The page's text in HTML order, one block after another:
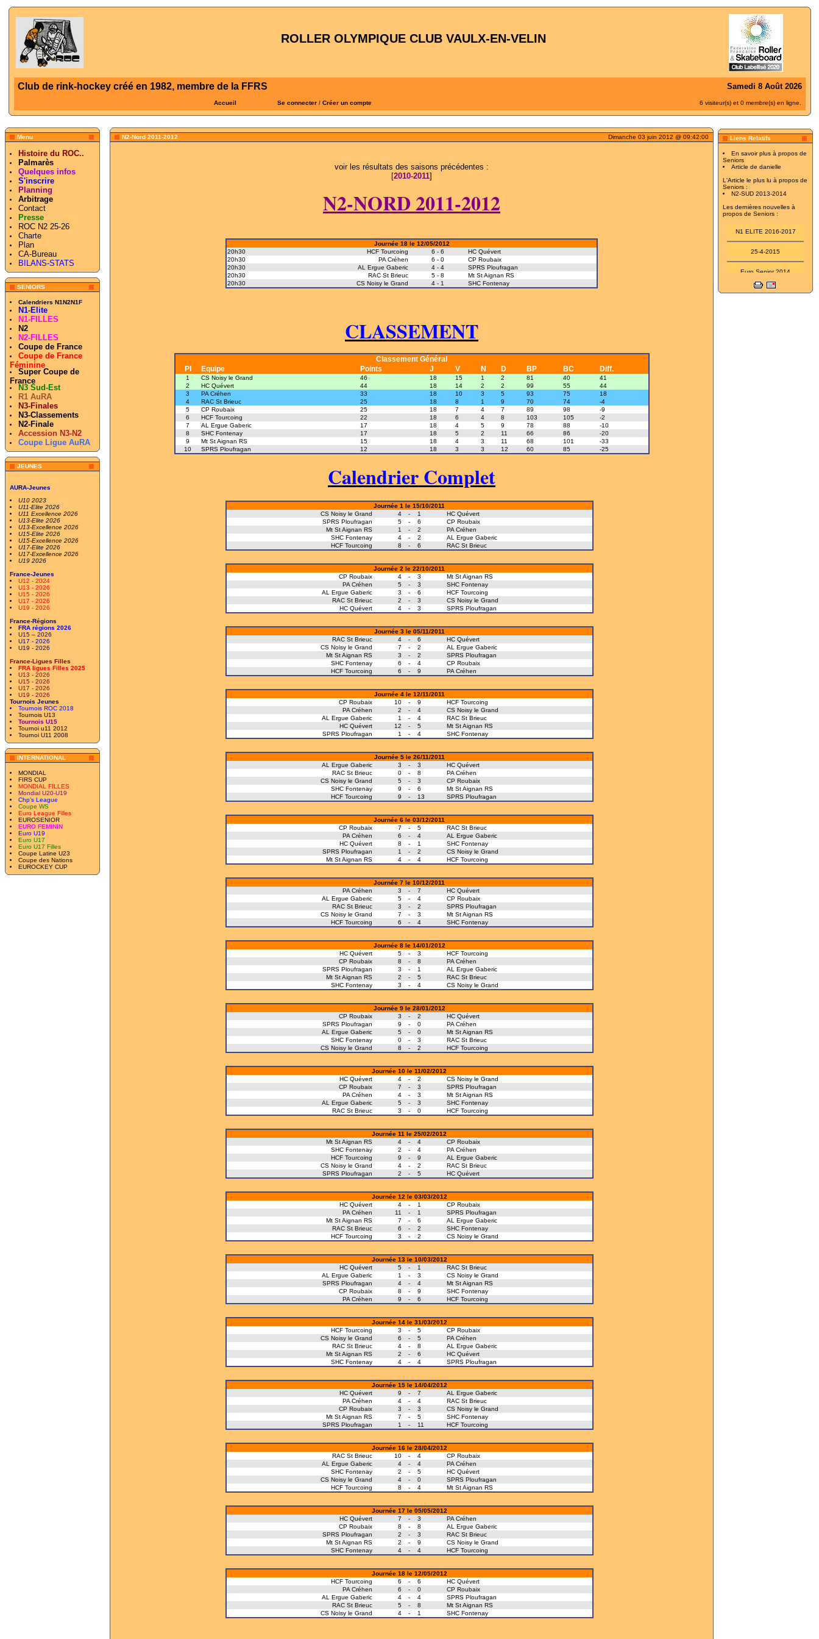
ROLLER OLYMPIQUE CLUB VAULX-EN-VELIN
Club de rink-hockey créé en 1982, membre de la FFRS Samedi 8 Août 2026
Accueil Se connecter/ Créer un compte 6 visiteur(s) et 0 membre(s) en ligne.
Menu
Histoire du ROC..
Palmarès
Quelques infos
S'inscrire
Planning
Arbitrage
Contact
Presse
ROC N2 25-26
Charte
Plan
CA-Bureau
BILANS-STATS
SENIORS
Calendriers N1N2N1F
N1-Elite
N1-FILLES
N2
N2-FILLES
Coupe de France
Coupe de France
Féminine
Super Coupe de
France
N3 Sud-Est
R1 AuRA
N3-Finales
N3-Classements
N2-Finale
Accession N3-N2
Coupe Ligue AuRA
JEUNES
AURA-Jeunes
U10 2023
U11-Elite 2026
U11 Excellence 2026
U13-Elite 2026
U13-Excellence 2026
U15-Elite 2026
U15-Excellence 2026
U17-Elite 2026
U17-Excellence 2026
U19 2026
France-Jeunes
U12 - 2024
U13 - 2026
U15 - 2026
U17 - 2026
U19 - 2026
France-Régions
FRA régions 2026
U15 – 2026
U17 - 2026
U19 - 2026
France-Ligues Filles
FRA ligues Filles 2025
U13 - 2026
U15 - 2026
U17 - 2026
U19 - 2026
Tournois Jeunes
Tournois ROC 2018
Tournois U13
Tournois U15
Tournoi u11 2012
Tournoi U11 2008
INTERNATIONAL
MONDIAL
FIRS CUP
MONDIAL FILLES
Mondial U20-U19
Chp's League
Coupe WS
Euro League Filles
EUROSENIOR
EURO FEMININ
Euro U19
Euro U17
Euro U17 Filles
Coupe Latine U23
Coupe des Nations
EUROCKEY CUP
N2-Nord 2011-2012 Dimanche 03 juin 2012 @ 09:42:00
voir les résultats des saisons précédentes :
[2010-2011]
N2-NORD 2011-2012
Journée 18 le 12/05/2012
20h30
HCF Tourcoing 6 - 6
HC Quévert
20h30
PA Créhen 6 - 0
CP Roubaix
20h30
AL Ergue Gaberic 4 - 4
SPRS Ploufragan
20h30
RAC St Brieuc 5 - 8
Mt St Aignan RS
20h30
CS Noisy le Grand 4 - 1 SHC Fontenay
CLASSEMENT
Classement Général
Pl
Equipe Points J V N D BP BC Diff.
1 CS Noisy le Grand 46 18 15 1 2 81 40
41
2
HC Quévert 44 18 14 2 2 99 55
44
3
PA Créhen 33 18 10 3 5 93 75
18
4
RAC St Brieuc 25 18 8 1 9 70 74
-4
5
CP Roubaix 25 18 7 4 7 89 98
-9
6
HCF Tourcoing 22 18 6 4 8 103 105
-2
7
AL Ergue Gaberic 17 18 4 5 9 78 88
-10
8
SHC Fontenay 17 18 5 2 11 66 86
-20
9
Mt St Aignan RS 15 18 4 3 11 68 101
-33
10
SPRS Ploufragan 12 18 3 3 12 60 85 -25
Calendrier Complet
Journée 1 le 15/10/2011
CS Noisy le Grand
4 - 1
HC Quévert
SPRS Ploufragan
5 - 6
CP Roubaix
Mt St Aignan RS
1 - 2
PA Créhen
SHC Fontenay
4 - 2
AL Ergue Gaberic
HCF Tourcoing
8 - 6 RAC St Brieuc
Journée 2 le 22/10/2011
CP Roubaix
4 - 3
Mt St Aignan RS
PA Créhen
5 - 3
SHC Fontenay
AL Ergue Gaberic
3 - 6
HCF Tourcoing
RAC St Brieuc
2 - 3
CS Noisy le Grand
HC Quévert
4 - 3 SPRS Ploufragan
Journée 3 le 05/11/2011
RAC St Brieuc
4 - 6
HC Quévert
CS Noisy le Grand
7 - 2
AL Ergue Gaberic
Mt St Aignan RS
3 - 2
SPRS Ploufragan
SHC Fontenay
6 - 4
CP Roubaix
HCF Tourcoing
6 - 9 PA Créhen
Journée 4 le 12/11/2011
CP Roubaix
10 - 9
HCF Tourcoing
PA Créhen
2 - 4
CS Noisy le Grand
AL Ergue Gaberic
1 - 4
RAC St Brieuc
HC Quévert
12 - 5
Mt St Aignan RS
SPRS Ploufragan
1 - 4 SHC Fontenay
Journée 5 le 26/11/2011
AL Ergue Gaberic
3 - 3
HC Quévert
RAC St Brieuc
0 - 8
PA Créhen
CS Noisy le Grand
5 - 3
CP Roubaix
SHC Fontenay
9 - 6
Mt St Aignan RS
HCF Tourcoing
9 - 13 SPRS Ploufragan
Journée 6 le 03/12/2011
CP Roubaix
7 - 5
RAC St Brieuc
PA Créhen
6 - 4
AL Ergue Gaberic
HC Quévert
8 - 1
SHC Fontenay
SPRS Ploufragan
1 - 2
CS Noisy le Grand
Mt St Aignan RS
4 - 4 HCF Tourcoing
Journée 7 le 10/12/2011
PA Créhen
3 - 7
HC Quévert
AL Ergue Gaberic
5 - 4
CP Roubaix
RAC St Brieuc
3 - 2
SPRS Ploufragan
CS Noisy le Grand
7 - 3
Mt St Aignan RS
HCF Tourcoing
6 - 4 SHC Fontenay
Journée 8 le 14/01/2012
HC Quévert
5 - 3
HCF Tourcoing
CP Roubaix
8 - 8
PA Créhen
SPRS Ploufragan
3 - 1
AL Ergue Gaberic
Mt St Aignan RS
2 - 5
RAC St Brieuc
SHC Fontenay
3 - 4 CS Noisy le Grand
Journée 9 le 28/01/2012
CP Roubaix
3 - 2
HC Quévert
SPRS Ploufragan
9 - 0
PA Créhen
AL Ergue Gaberic
5 - 0
Mt St Aignan RS
SHC Fontenay
0 - 3
RAC St Brieuc
CS Noisy le Grand
8 - 2 HCF Tourcoing
Journée 10 le 11/02/2012
HC Quévert
4 - 2
CS Noisy le Grand
CP Roubaix
7 - 3
SPRS Ploufragan
PA Créhen
4 - 3
Mt St Aignan RS
AL Ergue Gaberic
5 - 3
SHC Fontenay
RAC St Brieuc
3 - 0 HCF Tourcoing
Journée 11 le 25/02/2012
Mt St Aignan RS
4 - 4
CP Roubaix
SHC Fontenay
2 - 4
PA Créhen
HCF Tourcoing
9 - 9
AL Ergue Gaberic
CS Noisy le Grand
4 - 2
RAC St Brieuc
SPRS Ploufragan
2 - 5 HC Quévert
Journée 12 le 03/03/2012
HC Quévert
4 - 1
CP Roubaix
PA Créhen
11 - 1
SPRS Ploufragan
Mt St Aignan RS
7 - 6
AL Ergue Gaberic
RAC St Brieuc
6 - 2
SHC Fontenay
HCF Tourcoing
3 - 2 CS Noisy le Grand
Journée 13 le 10/03/2012
HC Quévert
5 - 1
RAC St Brieuc
AL Ergue Gaberic
1 - 3
CS Noisy le Grand
SPRS Ploufragan
4 - 4
Mt St Aignan RS
CP Roubaix
8 - 9
SHC Fontenay
PA Créhen
9 - 6 HCF Tourcoing
Journée 14 le 31/03/2012
HCF Tourcoing
3 - 5
CP Roubaix
CS Noisy le Grand
6 - 5
PA Créhen
RAC St Brieuc
4 - 8
AL Ergue Gaberic
Mt St Aignan RS
2 - 6
HC Quévert
SHC Fontenay
4 - 4 SPRS Ploufragan
Journée 15 le 14/04/2012
HC Quévert
9 - 7
AL Ergue Gaberic
PA Créhen
4 - 4
RAC St Brieuc
CP Roubaix
3 - 3
CS Noisy le Grand
Mt St Aignan RS
7 - 5
SHC Fontenay
SPRS Ploufragan
1 - 11 HCF Tourcoing
Journée 16 le 28/04/2012
RAC St Brieuc
10 - 4
CP Roubaix
AL Ergue Gaberic
4 - 4
PA Créhen
SHC Fontenay
2 - 5
HC Quévert
CS Noisy le Grand
4 - 0
SPRS Ploufragan
HCF Tourcoing
8 - 4 Mt St Aignan RS
Journée 17 le 05/05/2012
HC Quévert
7 - 3
PA Créhen
CP Roubaix
8 - 8
AL Ergue Gaberic
SPRS Ploufragan
2 - 3
RAC St Brieuc
Mt St Aignan RS
2 - 9
CS Noisy le Grand
SHC Fontenay
4 - 4 HCF Tourcoing
Journée 18 le 12/05/2012
HCF Tourcoing
6 - 6
HC Quévert
PA Créhen
6 - 0
CP Roubaix
AL Ergue Gaberic
4 - 4
SPRS Ploufragan
RAC St Brieuc
5 - 8
Mt St Aignan RS
CS Noisy le Grand
4 - 1 SHC Fontenay
Liens Relatifs
En savoir plus à propos de
Seniors
Article de danielle
L'Article le plus lu à propos de
Seniors :
N2-SUD 2013-2014
Les dernières nouvelles à
propos de Seniors :
N2-SUD 2013-2014